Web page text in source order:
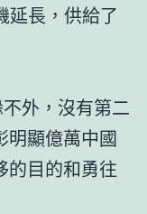
延長，供給了
外，沒有第二
明顯億萬中國
的目的和勇往